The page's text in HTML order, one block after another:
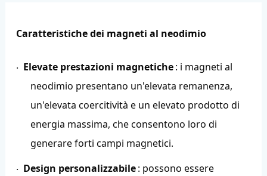
Caratteristiche dei magneti al neodimio
· Elevate prestazioni magnetiche: i magneti al
neodimio presentano un'elevata remanenza,
un'elevata coercitività e un elevato prodotto di
energia massima, che consentono loro di
generare forti campi magnetici.
· Design personalizzabile: possono essere